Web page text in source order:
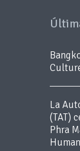
La
(TAT)
Phra